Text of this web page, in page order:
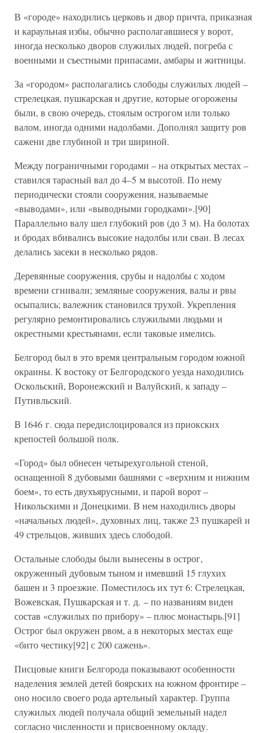
В «городе» находились церковь и двор причта, приказная
и караульная избы, обычно располагавшиеся у ворот,
иногда несколько дворов служилых людей, погреба с
военными и съестными припасами, амбары и житницы.
За «городом» располагались слободы служилых людей –
стрелецкая, пушкарская и другие, которые огорожены
были, в свою очередь, стоялым острогом или только
валом, иногда одними надолбами. Дополнял защиту ров
сажени две глубиной и три шириной.
Между пограничными городами – на открытых местах –
ставился тарасный вал до 4–5 м высотой. По нему
периодически стояли сооружения, называемые
«выводами», или «выводными городками».[90]
Параллельно валу шел глубокий ров (до 3 м). На болотах
и бродах вбивались высокие надолбы или сваи. В лесах
делались засеки в несколько рядов.
Деревянные сооружения, срубы и надолбы с ходом
времени сгнивали; земляные сооружения, валы и рвы
осыпались; валежник становился трухой. Укрепления
регулярно ремонтировались служилыми людьми и
окрестными крестьянами, если таковые имелись.
Белгород был в это время центральным городом южной
окраины. К востоку от Белгородского уезда находились
Оскольский, Воронежский и Валуйский, к западу –
Путивльский.
В 1646 г. сюда передислоцировался из приокских
крепостей большой полк.
«Город» был обнесен четырехугольной стеной,
оснащенной 8 дубовыми башнями с «верхним и нижним
боем», то есть двухъярусными, и парой ворот –
Никольскими и Донецкими. В нем находились дворы
«начальных людей», духовных лиц, также 23 пушкарей и
49 стрельцов, живших здесь слободой.
Остальные слободы были вынесены в острог,
окруженный дубовым тыном и имевший 15 глухих
башен и 3 проезжие. Поместилось их тут 6: Стрелецкая,
Вожевская, Пушкарская и т. д. – по названиям виден
состав «служилых по прибору» – плюс монастырь.[91]
Острог был окружен рвом, а в некоторых местах еще
«бито честику[92] с 200 сажень».
Писцовые книги Белгорода показывают особенности
наделения землей детей боярских на южном фронтире –
оно носило своего рода артельный характер. Группа
служилых людей получала общий земельный надел
согласно численности и присвоенному окладу.